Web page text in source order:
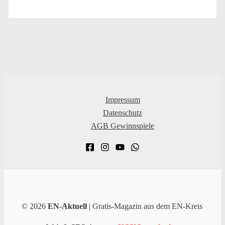
Impressum
Datenschutz
AGB Gewinnspiele
© 2026 EN-Aktuell | Gratis-Magazin aus dem EN-Kreis